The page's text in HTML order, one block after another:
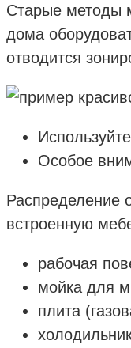
Старые методы
дома
отводится
Особое
Распределение
встроенную
рабочая
мойка для
плита